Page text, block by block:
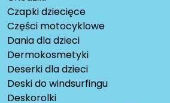
Czapki dziecięce
Części motocyklowe
Dania dla dzieci
Dermokosmetyki
Deserki dla dzieci
Deski do windsurfingu
Deskorolki